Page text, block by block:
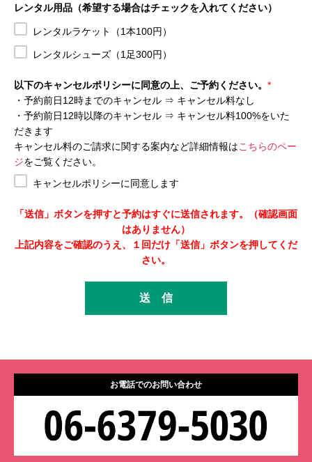
レンタル用品（希望する場合はチェックを入れてください）
レンタルラケット（1本100円）
レンタルシューズ（1足300円）
以下のキャンセルポリシーに同意の上、ご予約ください。 *
・予約前日12時までのキャンセル ⇒ キャンセル料なし
・予約前日12時以降のキャンセル ⇒ キャンセル料100%をいた
だきます
キャンセル料のご請求に関する案内など詳細情報はこちらのペー
ジをご覧ください。
キャンセルポリシーに同意します
「送信」ボタンを押すと予約はすぐに送信されます。（確認画面
はありません）
上記内容をご確認のうえ、１回だけ「送信」ボタンを押してくだ
さい。
お電話でのお問い合わせ